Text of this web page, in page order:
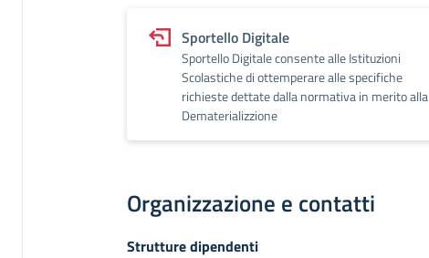
Sportello Digitale
Sportello Digitale consente alle Istituzioni
Scolastiche di ottemperare alle specifiche
richieste dettate dalla normativa in merito alla
Dematerializzione
Organizzazione e contatti
Strutture dipendenti